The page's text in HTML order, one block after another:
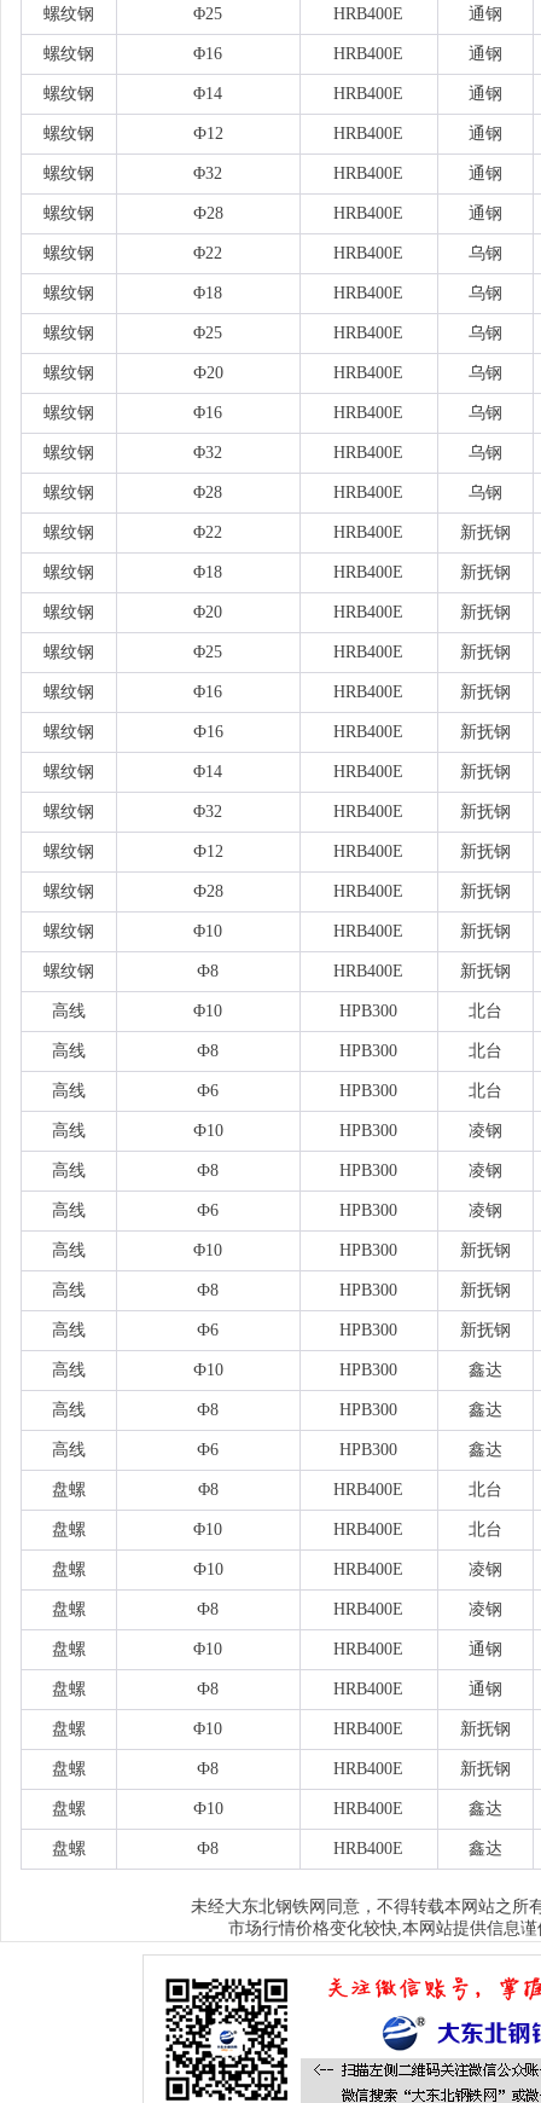
螺纹钢 Φ25 HRB400E 通钢
螺纹钢 Φ16 HRB400E 通钢
螺纹钢 Φ14 HRB400E 通钢
螺纹钢 Ф12 HRB400E 通钢
螺纹钢 Φ32 HRB400E 通钢
螺纹钢 Ф28 HRB400E 通钢
螺纹钢 Φ22 HRB400E 乌钢
螺纹钢 Φ18 HRB400E 乌钢
螺纹钢 Φ25 HRB400E 乌钢
螺纹钢 Ф20 HRB400E 乌钢
螺纹钢 Φ16 HRB400E 乌钢
螺纹钢 Φ32 HRB400E 乌钢
螺纹钢 Φ28 HRB400E 乌钢
螺纹钢 Φ22 HRB400E 新抚钢
螺纹钢 Φ18 HRB400E 新抚钢
螺纹钢 Φ20 HRB400E 新抚钢
螺纹钢 Φ25 HRB400E 新抚钢
螺纹钢 Φ16 HRB400E 新抚钢
螺纹钢 Ф16 HRB400E 新抚钢
螺纹钢 Φ14 HRB400E 新抚钢
螺纹钢 Φ32 HRB400E 新抚钢
螺纹钢 Ф12 HRB400E 新抚钢
螺纹钢 Ф28 HRB400E 新抚钢
螺纹钢 Φ10 HRB400E 新抚钢
螺纹钢 Ф8 HRB400E 新抚钢
高线 Φ10 HPB300 北台
高线 Ф8 HPB300 北台
高线 Ф6 HPB300 北台
高线 Ф10 HPB300 凌钢
高线 Ф8 HPB300 凌钢
高线 Ф6 HPB300 凌钢
高线 Φ10 HPB300 新抚钢
高线 Ф8 HPB300 新抚钢
高线 Ф6 HPB300 新抚钢
高线 Ф10 HPB300 鑫达
高线 Ф8 HPB300 鑫达
高线 Ф6 HPB300 鑫达
盘螺 Φ8 HRB400E 北台
盘螺 Φ10 HRB400E 北台
盘螺 Ф10 HRB400E 凌钢
盘螺 Ф8 HRB400E 凌钢
盘螺 Φ10 HRB400E 通钢
盘螺 Ф8 HRB400E 通钢
盘螺 Φ10 HRB400E 新抚钢
盘螺 Ф8 HRB400E 新抚钢
盘螺 Ф10 HRB400E 鑫达
盘螺 Ф8 HRB400E 鑫达
未经大东北钢铁网 同意，不得转载本网站之所
市场行情价格变化较快,本网站提供信息